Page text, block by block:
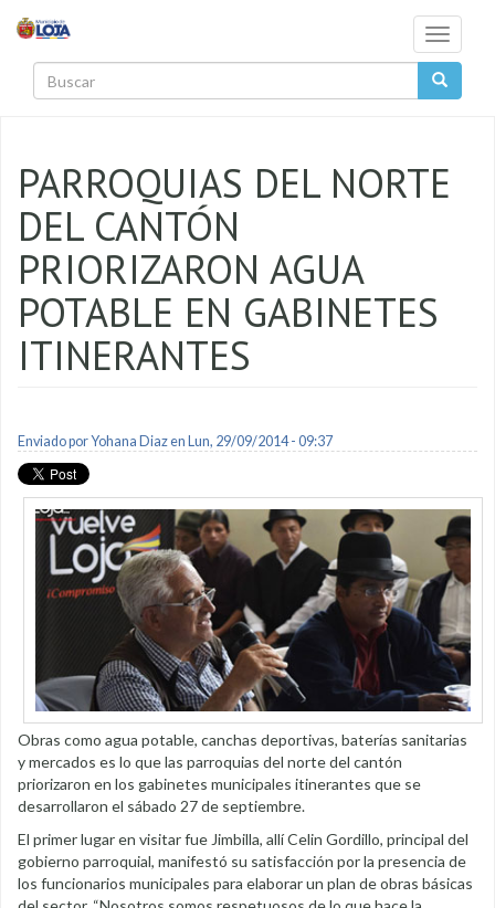
Toggle
PARROQUIAS DEL NORTE
DEL CANTÓN
PRIORIZARON AGUA
POTABLE EN GABINETES
ITINERANTES
Enviado porYohana Diazen Lun, 29/09/2014 - 09:37
Obras como agua potable, canchas deportivas, baterías sanitarias
y mercados es lo que las parroquias del norte del cantón
priorizaron en los gabinetes municipales itinerantes que se
desarrollaron el sábado 27 de septiembre.
El primer lugar en visitar fue Jimbilla, allí Celin Gordillo, principal del
gobierno parroquial, manifestó su satisfacción por la presencia de
los funcionarios municipales para elaborar un plan de obras básicas